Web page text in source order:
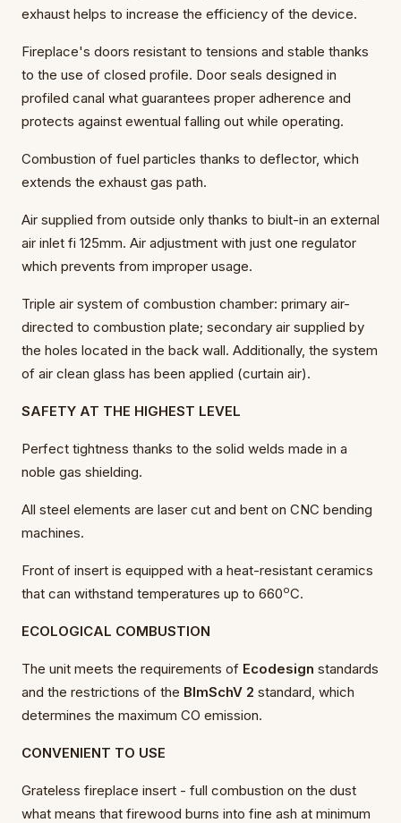
exhaust helps to increase the efficiency of the device.
Fireplace's doors resistant to tensions and stable thanks
to the use of closed profile. Door seals designed in
profiled canal what guarantees proper adherence and
protects against ewentual falling out while operating.
Combustion of fuel particles thanks to deflector, which
extends the exhaust gas path.
Air supplied from outside only thanks to biult-in an external
air inlet fi 125mm. Air adjustment with just one regulator
which prevents from improper usage.
Triple air system of combustion chamber: primary air-
directed to combustion plate; secondary air supplied by
the holes located in the back wall. Additionally, the system
of air clean glass has been applied (curtain air).
SAFETY AT THE HIGHEST LEVEL
Perfect tightness thanks to the solid welds made in a
noble gas shielding.
All steel elements are laser cut and bent on CNC bending
machines.
Front of insert is equipped with a heat-resistant ceramics
that can withstand temperatures up to 660oC.
ECOLOGICAL COMBUSTION
The unit meets the requirements of Ecodesign standards
and the restrictions of the BImSchV 2 standard, which
determines the maximum CO emission.
CONVENIENT TO USE
Grateless fireplace insert - full combustion on the dust
what means that firewood burns into fine ash at minimum